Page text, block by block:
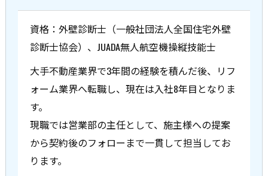
資格：外壁診断士（一般社団法人全国住宅外壁
診断士協会）、JUADA無人航空機操縦技能士
大手不動産業界で3年間の経験を積んだ後、リフ
ォーム業界へ転職し、現在は入社8年目となりま
す。
現職では営業部の主任として、施主様への提案
から契約後のフォローまで一貫して担当してお
ります。